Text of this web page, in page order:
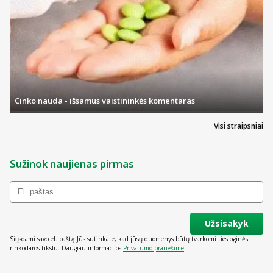
priežiūros vaikas gali užspringti.
Prekės kodas:844529001930
Visi straipsniai
Cinko nauda - išsamus vaistininkės komentaras
Sužinok naujienas pirmas
Užsisakyk
Siųsdami savo el. paštą Jūs sutinkate, kad jūsų duomenys būtų tvarkomi tiesioginės
rinkodaros tikslu. Daugiau informacijos Privatumo pranešime.